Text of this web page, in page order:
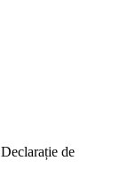
Declarație de